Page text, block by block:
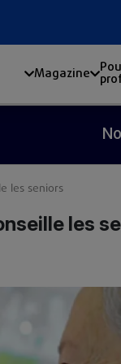
Magazine
les seniors
les